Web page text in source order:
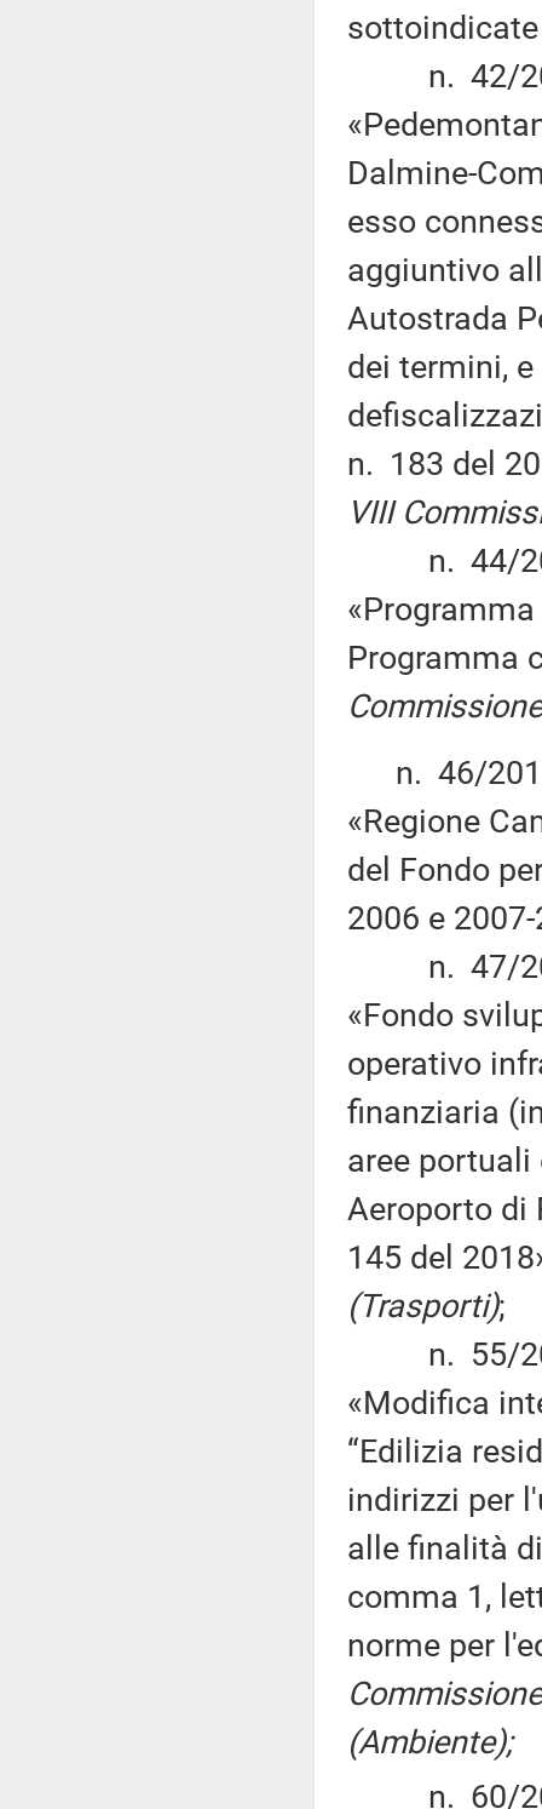
n. 42/
Dalmine-
esso
aggiuntivo
Autostrada
dei termini,
n. 183 del
VIII
n. 44/
Programma
n. 46/2019
«Regione
del Fondo
2006 e
n. 47/
«Fondo
operativo
finanziaria
aree portuali
Aeroporto di
145 del
(Trasporti);
n. 55/
«Modifica
“Edilizia
indirizzi per
alle finalità
comma 1,
norme per
(Ambiente);
n. 60/